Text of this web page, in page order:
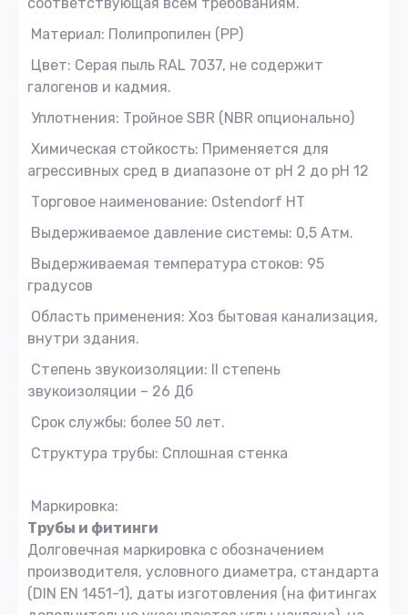
Материал: Полипропилен (PP)
Цвет: Серая пыль RAL 7037, не содержит
галогенов и кадмия.
Уплотнения: Тройное SBR (NBR опционально)
Химическая стойкость: Применяется для
агрессивных сред в диапазоне от pH 2 до pH 12
Торговое наименование: Ostendorf HT
Выдерживаемое давление системы: 0,5 Атм.
Выдерживаемая температура стоков: 95
градусов
Область применения: Хоз бытовая канализация,
внутри здания.
Степень звукоизоляции: II степень
звукоизоляции – 26 Дб
Срок службы: более 50 лет.
Структура трубы: Сплошная стенка
Маркировка:
Трубы и фитинги
Долговечная маркировка с обозначением
производителя, условного диаметра, стандарта
(DIN EN 1451-1), даты изготовления (на фитингах